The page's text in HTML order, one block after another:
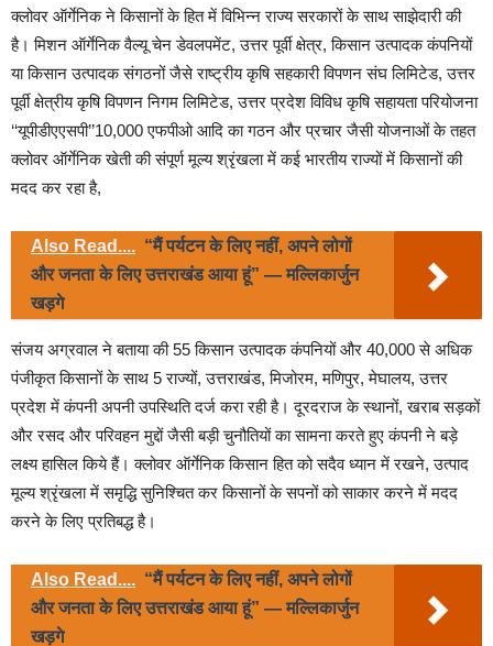
क्लोवर ऑर्गेनिक ने किसानों के हित में विभिन्न राज्य सरकारों के साथ साझेदारी की
है। मिशन ऑर्गेनिक वैल्यू चेन डेवलपमेंट, उत्तर पूर्वी क्षेत्र, किसान उत्पादक कंपनियों
या किसान उत्पादक संगठनों जैसे राष्ट्रीय कृषि सहकारी विपणन संघ लिमिटेड, उत्तर
पूर्वी क्षेत्रीय कृषि विपणन निगम लिमिटेड, उत्तर प्रदेश विविध कृषि सहायता परियोजना
‘‘यूपीडीएएसपी’’10,000 एफपीओ आदि का गठन और प्रचार जैसी योजनाओं के तहत
क्लोवर ऑर्गेनिक खेती की संपूर्ण मूल्य श्रृंखला में कई भारतीय राज्यों में किसानों की
मदद कर रहा है,
Also Read.... “मैं पर्यटन के लिए नहीं, अपने लोगों
और जनता के लिए उत्तराखंड आया हूं” — मल्लिकार्जुन
खड़गे
संजय अग्रवाल ने बताया की 55 किसान उत्पादक कंपनियों और 40,000 से अधिक
पंजीकृत किसानों के साथ 5 राज्यों, उत्तराखंड, मिजोरम, मणिपुर, मेघालय, उत्तर
प्रदेश में कंपनी अपनी उपस्थिति दर्ज करा रही है। दूरदराज के स्थानों, खराब सड़कों
और रसद और परिवहन मुद्दों जैसी बड़ी चुनौतियों का सामना करते हुए कंपनी ने बड़े
लक्ष्य हासिल किये हैं। क्लोवर ऑर्गेनिक किसान हित को सदैव ध्यान में रखने, उत्पाद
मूल्य श्रृंखला में समृद्धि सुनिश्चित कर किसानों के सपनों को साकार करने में मदद
करने के लिए प्रतिबद्ध है।
Also Read.... “मैं पर्यटन के लिए नहीं, अपने लोगों
और जनता के लिए उत्तराखंड आया हूं” — मल्लिकार्जुन
खड़गे